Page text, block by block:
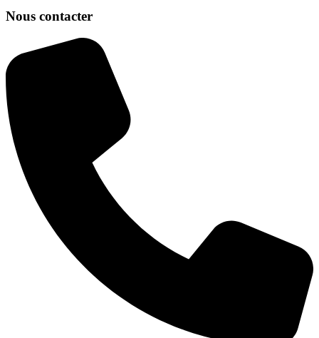
Nous contacter